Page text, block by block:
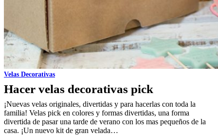
Velas Decorativas
Hacer velas decorativas pick
¡Nuevas velas originales, divertidas y para hacerlas con toda la
familia! Velas pick en colores y formas divertidas, una forma
divertida de pasar una tarde de verano con los mas pequeños de la
casa. ¡Un nuevo kit de gran velada…